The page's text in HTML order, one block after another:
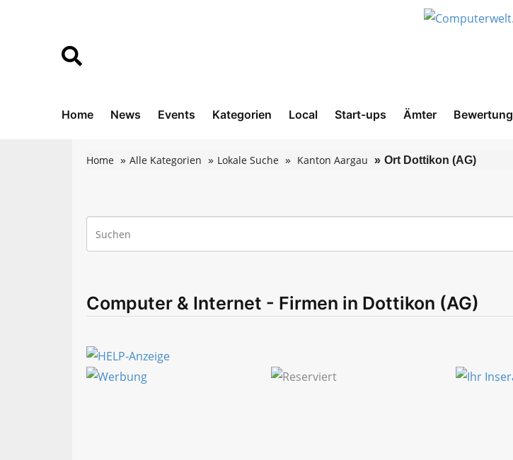
Home News Events Kategorien Local Start-ups Ämter Bewertung
Home Alle Kategorien Lokale Suche Kanton Aargau Ort Dottikon (AG)
Computer & Internet - Firmen in Dottikon (AG)